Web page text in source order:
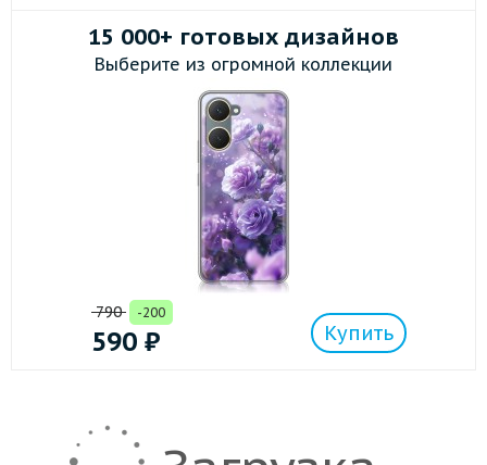
15 000+ готовых дизайнов
Выберите из огромной коллекции
790 -200
590 ₽ Купить